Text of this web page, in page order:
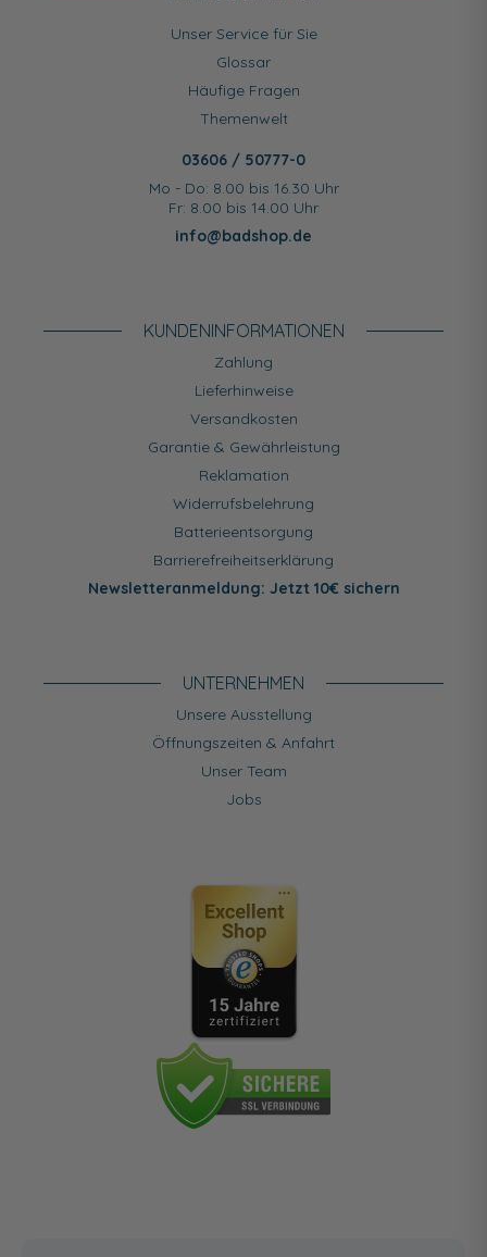
Unser Service für Sie
Glossar
Häufige Fragen
Themenwelt
03606 / 50777-0
Mo - Do: 8.00 bis 16.30 Uhr
Fr: 8.00 bis 14.00 Uhr
info@badshop.de
KUNDEN­INFORMATIONEN
Zahlung
Lieferhinweise
Versandkosten
Garantie & Gewährleistung
Reklamation
Widerrufsbelehrung
Batterieentsorgung
Barrierefreiheitserklärung
Newsletteranmeldung: Jetzt 10€ sichern
UNTERNEHMEN
Unsere Ausstellung
Öffnungszeiten & Anfahrt
Unser Team
Jobs